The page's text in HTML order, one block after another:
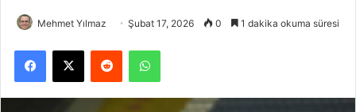
Mehmet Yılmaz Şubat 17, 2026 0 1 dakika okuma süresi
Facebook
X Reddit WhatsApp